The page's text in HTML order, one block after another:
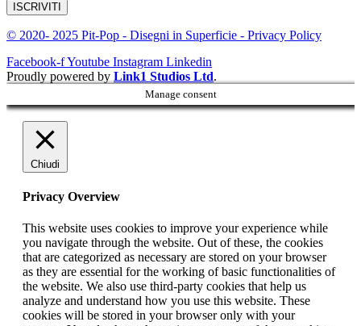
ISCRIVITI
© 2020- 2025 Pit-Pop - Disegni in Superficie - Privacy Policy
Facebook-fYoutube Instagram Linkedin
Proudly powered by Link1 Studios Ltd.
Manage consent
Chiudi
Privacy Overview
This website uses cookies to improve your experience while
you navigate through the website. Out of these, the cookies
that are categorized as necessary are stored on your browser
as they are essential for the working of basic functionalities of
the website. We also use third-party cookies that help us
analyze and understand how you use this website. These
cookies will be stored in your browser only with your